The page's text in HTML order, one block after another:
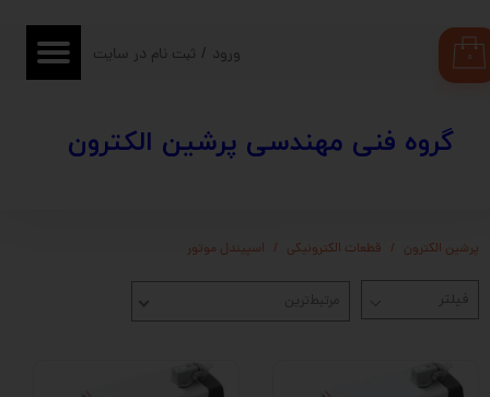
​​گروه فنی مهندسی پرشین الکترون
۰ ورود / ثبت نام در سایت
حساب کاربری من
سفارشات
پرشین الکترون قطعات الکترونیکی اسپیندل موتور
مرتبط‌ترین